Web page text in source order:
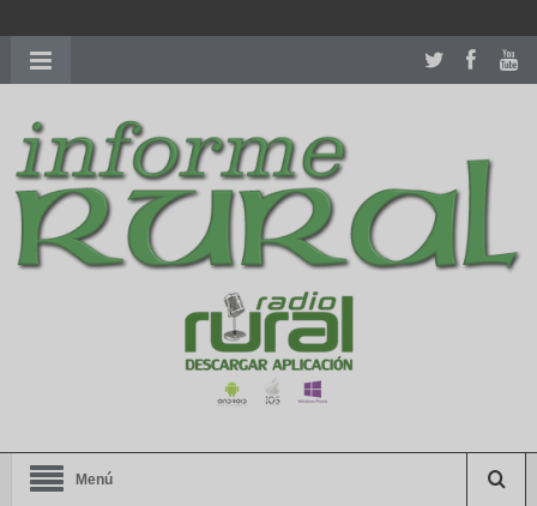
richardmillereplica
women.patekphilippe.tofor sale in usa recognized command with
dining room table ceremony. welcome to our
perfectwatches.is
shop. best youngsexdoll.comwith professional customer
services. 1: 1 design high
https://reallydiamond.com/
Menú